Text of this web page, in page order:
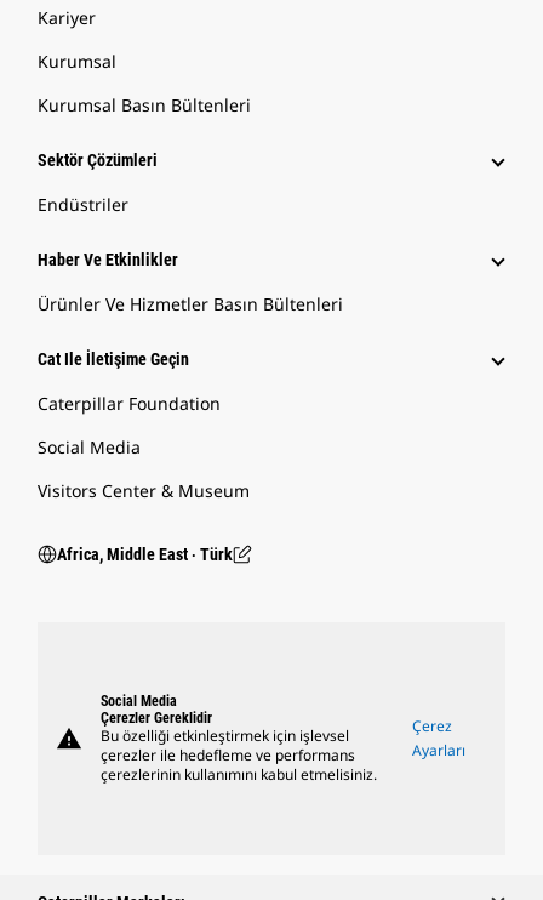
Kariyer
Kurumsal
Kurumsal Basın Bültenleri
Sektör Çözümleri
Endüstriler
Haber Ve Etkinlikler
Ürünler Ve Hizmetler Basın Bültenleri
Cat Ile İletişime Geçin
Caterpillar Foundation
Social Media
Visitors Center & Museum
Africa, Middle East ‧ Türk
warning
Social Media
Çerezler Gereklidir
Bu özelliği etkinleştirmek için işlevsel
çerezler ile hedefleme ve performans
çerezlerinin kullanımını kabul etmelisiniz.
Çerez
Ayarları